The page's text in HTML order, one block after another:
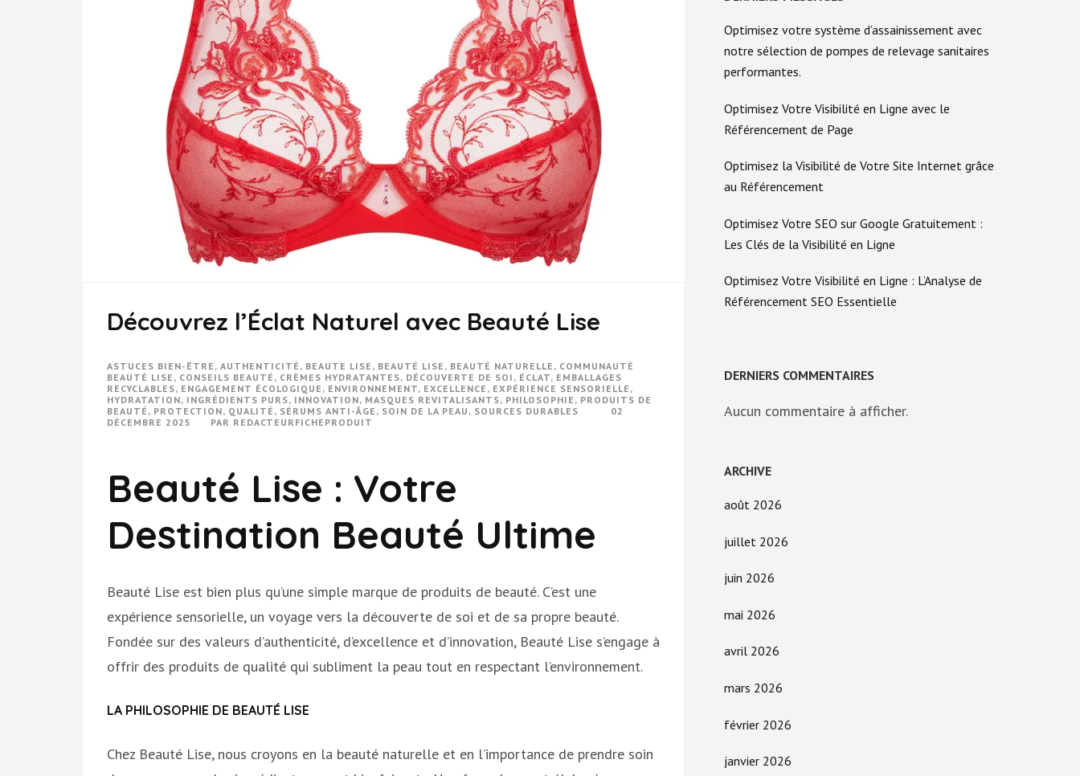
Découvrez l’Éclat Naturel avec Beauté Lise
ASTUCES BIEN-ÊTRE , AUTHENTICITÉ , BEAUTE LISE , BEAUTÉ LISE , BEAUTÉ NATURELLE , COMMUNAUTÉ
BEAUTÉ LISE , CONSEILS BEAUTÉ , CRÈMES HYDRATANTES, DÉCOUVERTE DE SOI , ÉCLAT, EMBALLAGES
RECYCLABLES, ENGAGEMENT ÉCOLOGIQUE , ENVIRONNEMENT, EXCELLENCE , EXPÉRIENCE SENSORIELLE ,
HYDRATATION, INGRÉDIENTS PURS, INNOVATION, MASQUES REVITALISANTS, PHILOSOPHIE , PRODUITS DE
BEAUTÉ , PROTECTION, QUALITÉ , SÉRUMS ANTI-ÂGE , SOIN DE LA PEAU , SOURCES DURABLES
02
DÉCEMBRE 2025
PAR REDACTEURFICHEPRODUIT
Beauté Lise : Votre
Destination Beauté Ultime
Beauté Lise est bien plus qu’une simple marque de produits de beauté. C’est une
expérience sensorielle, un voyage vers la découverte de soi et de sa propre beauté.
Fondée sur des valeurs d’authenticité, d’excellence et d’innovation, Beauté Lise s’engage à
offrir des produits de qualité qui subliment la peau tout en respectant l’environnement.
LA PHILOSOPHIE DE BEAUTÉ LISE
Chez Beauté Lise, nous croyons en la beauté naturelle et en l’importance de prendre soin
Optimisez votre système d’assainissement avec
notre sélection de pompes de relevage sanitaires
performantes.
Optimisez Votre Visibilité en Ligne avec le
Référencement de Page
Optimisez la Visibilité de Votre Site Internet grâce
au Référencement
Optimisez Votre SEO sur Google Gratuitement :
Les Clés de la Visibilité en Ligne
Optimisez Votre Visibilité en Ligne : L’Analyse de
Référencement SEO Essentielle
DERNIERS COMMENTAIRES
Aucun commentaire à afficher.
ARCHIVE
août 2026
juillet 2026
juin 2026
mai 2026
avril 2026
mars 2026
février 2026
janvier 2026